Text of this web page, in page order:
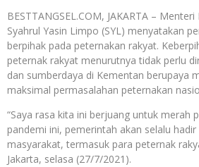
BESTTANGSEL.COM, JAKARTA –
Syahrul Yasin Limpo (SYL) menyatakan
berpihak pada peternakan rakyat.
peternak rakyat menurutnya tidak perlu
dan sumberdaya di Kementan berupaya
maksimal permasalahan peternakan
“Saya rasa kita ini berjuang untuk merah
pandemi ini, pemerintah akan selalu
masyarakat, termasuk para peternak
Jakarta, selasa (27/7/2021).